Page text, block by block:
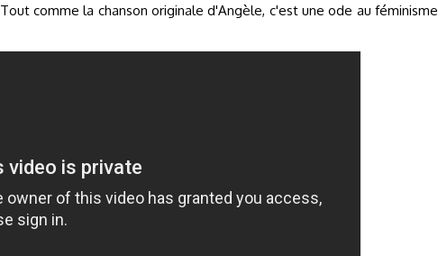
Tout comme la chanson originale d'Angèle, c'est une ode au féminisme